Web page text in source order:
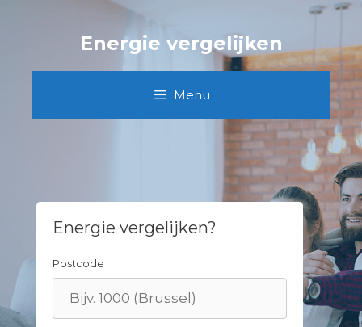
Energie vergelijken
Menu
Energie vergelijken?
Postcode